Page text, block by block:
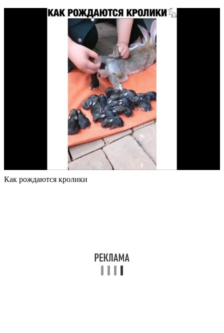
Как рождаются кролики